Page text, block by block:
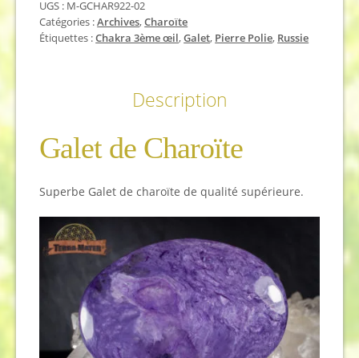
UGS : M-GCHAR922-02
Catégories :Archives,Charoïte
Étiquettes :Chakra 3ème œil,Galet, Pierre Polie, Russie
Description
Galet de Charoïte
Superbe Galet de charoïte de qualité supérieure.